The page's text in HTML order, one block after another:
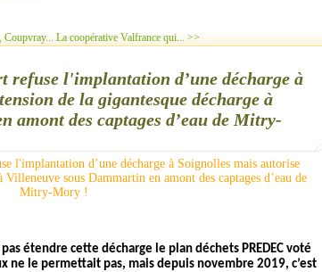
Coupvray... La coopérative Valfrance qui... >>
refuse l'implantation d’une décharge à
de la gigantesque décharge à
amont des captages d’eau de Mitry-
étendre cette décharge le plan déchets PREDEC voté
ne le permettait pas, mais depuis novembre 2019, c’est